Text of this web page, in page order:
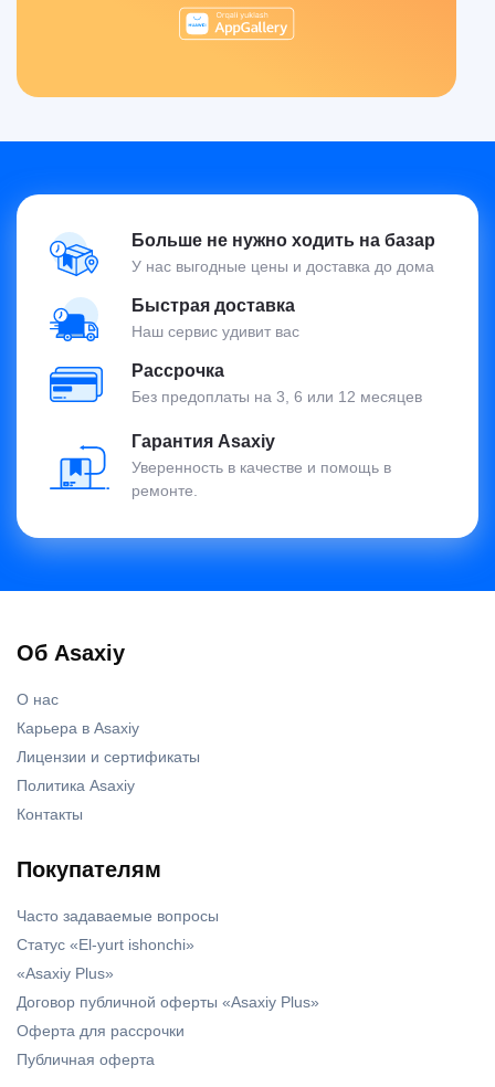
Больше не нужно ходить на базар
У нас выгодные цены и доставка до дома
Быстрая доставка
Наш сервис удивит вас
Рассрочка
Без предоплаты на 3, 6 или 12 месяцев
Гарантия Asaxiy
Уверенность в качестве и помощь в
ремонте.
Об Asaxiy
О нас
Карьера в Asaxiy
Лицензии и сертификаты
Политика Asaxiy
Контакты
Покупателям
Часто задаваемые вопросы
Статус «El-yurt ishonchi»
«Asaxiy Plus»
Договор публичной оферты «Asaxiy Plus»
Оферта для рассрочки
Публичная оферта